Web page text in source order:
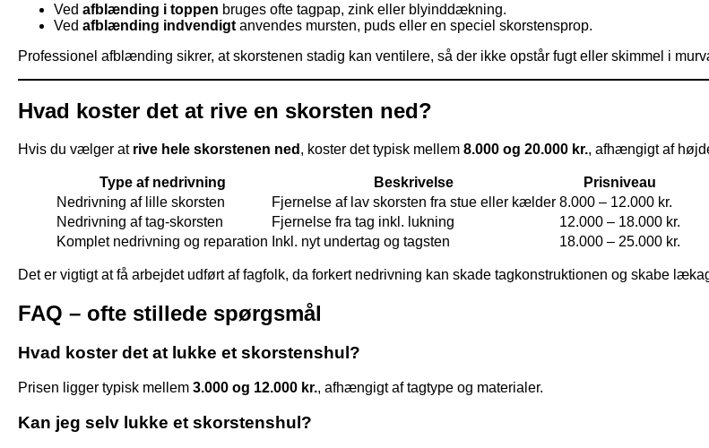
Ved afblænding i toppen bruges ofte tagpap, zink eller blyinddækning.
Ved afblænding indvendigt anvendes mursten, puds eller en speciel skorstensprop.
Professionel afblænding sikrer, at skorstenen stadig kan ventilere, så der ikke opstår fugt eller skimmel i
Hvad koster det at rive en skorsten ned?
Hvis du vælger at rive hele skorstenen ned , koster det typisk mellem 8.000 og 20.000 kr., afhængigt af
Type af nedrivning Beskrivelse
Prisniveau
Nedrivning af lille skorsten
Fjernelse af lav skorsten fra stue eller kælder 8.000 – 12.000 kr.
Nedrivning af tag-skorsten
Fjernelse fra tag inkl. lukning
12.000 – 18.000 kr.
Komplet nedrivning og reparation Inkl. nyt undertag og tagsten 18.000 – 25.000 kr.
Det er vigtigt at få arbejdet udført af fagfolk, da forkert nedrivning kan skade tagkonstruktionen og skabe
FAQ – ofte stillede spørgsmål
Hvad koster det at lukke et skorstenshul?
Prisen ligger typisk mellem 3.000 og 12.000 kr., afhængigt af tagtype og materialer.
Kan jeg selv lukke et skorstenshul?